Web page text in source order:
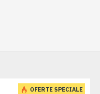
OFERTE SPECIALE